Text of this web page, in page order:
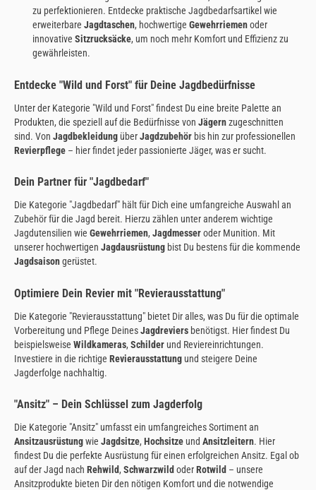
zu perfektionieren. Entdecke praktische Jagdbedarfsartikel wie
erweiterbare Jagdtaschen, hochwertige Gewehrriemenoder
innovative Sitzrucksäcke, um noch mehr Komfort und Effizienz zu
gewährleisten.
Entdecke "Wild und Forst" für Deine Jagdbedürfnisse
Unter der Kategorie "Wild und Forst" findest Du eine breite Palette an
Produkten, die speziell auf die Bedürfnisse von Jägernzugeschnitten
sind. Von Jagdbekleidung überJagdzubehör bis hin zur professionellen
Revierpflege – hier findet jeder passionierte Jäger, was er sucht.
Dein Partner für "Jagdbedarf"
Die Kategorie "Jagdbedarf" hält für Dich eine umfangreiche Auswahl an
Zubehör für die Jagd bereit. Hierzu zählen unter anderem wichtige
Jagdutensilien wie Gewehrriemen, Jagdmesseroder Munition. Mit
unserer hochwertigen Jagdausrüstung bist Du bestens für die kommende
Jagdsaisongerüstet.
Optimiere Dein Revier mit "Revierausstattung"
Die Kategorie "Revierausstattung" bietet Dir alles, was Du für die optimale
Vorbereitung und Pflege DeinesJagdreviers benötigst. Hier findest Du
beispielsweise Wildkameras, Schilder und Reviereinrichtungen.
Investiere in die richtige Revierausstattung und steigere Deine
Jagderfolge nachhaltig.
"Ansitz" – Dein Schlüssel zum Jagderfolg
Die Kategorie "Ansitz" umfasst ein umfangreiches Sortiment an
Ansitzausrüstungwie Jagdsitze, Hochsitze und Ansitzleitern. Hier
findest Du die perfekte Ausrüstung für einen erfolgreichen Ansitz. Egal ob
auf der Jagd nach Rehwild, Schwarzwild oderRotwild – unsere
Ansitzprodukte bieten Dir den nötigen Komfort und die notwendige